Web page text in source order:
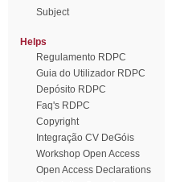
Subject
Helps
Regulamento RDPC
Guia do Utilizador RDPC
Depósito RDPC
Faq's RDPC
Copyright
Integração CV DeGóis
Workshop Open Access
Open Access Declarations